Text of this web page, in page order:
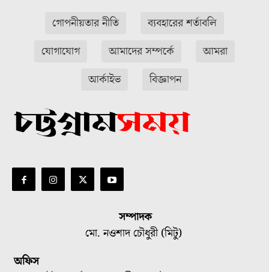
গোপনীয়তার নীতি
ব্যবহারের শর্তাবলি
যোগাযোগ
আমাদের সম্পর্কে
আমরা
আর্কাইভ
বিজ্ঞাপন
সম্পাদক
মো. নওশাদ চৌধুরী (মিটু)
অফিস